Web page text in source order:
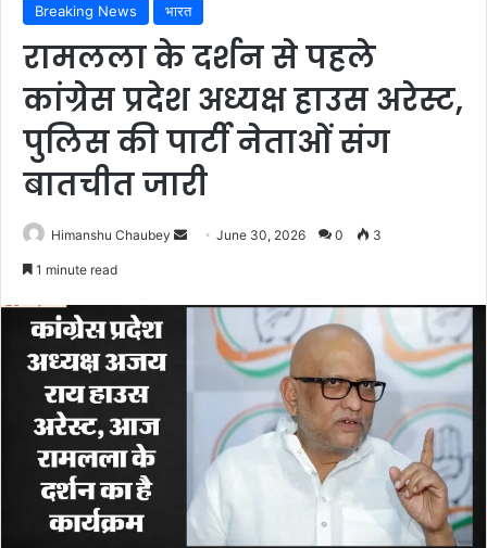
Breaking News भारत
रामलला के दर्शन से पहले
कांग्रेस प्रदेश अध्यक्ष हाउस अरेस्ट,
पुलिस की पार्टी नेताओं संग
बातचीत जारी
Himanshu Chaubey June 30, 2026 0 3
1 minute read